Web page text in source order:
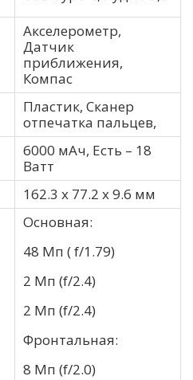
Акселерометр,
Датчик
приближения,
Компас
Пластик, Сканер
отпечатка пальцев,
6000 мАч, Есть – 18
Ватт
162.3 x 77.2 x 9.6 мм
Основная:
48 Мп ( f/1.79)
2 Мп (f/2.4)
2 Мп (f/2.4)
Фронтальная:
8 Мп (f/2.0)